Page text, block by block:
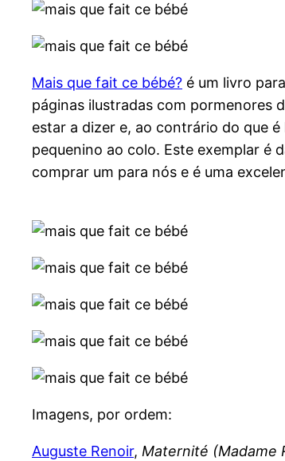
Mais que fait ce bébé? é um livro
páginas ilustradas com pormenores
estar a dizer e, ao contrário do que
pequenino ao colo. Este exemplar é
comprar um para nós e é uma
Imagens, por ordem:
Auguste Renoir, Maternité (Madame